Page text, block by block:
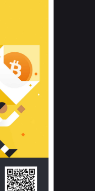
các dòng
lượng quốc
trạng kích
điều kiện
tìm hiểu
học về tác
trường
con
(External
hơn.
chọn
phòng
gối đệm
mỹ lẫn
cần cân
quan trọng